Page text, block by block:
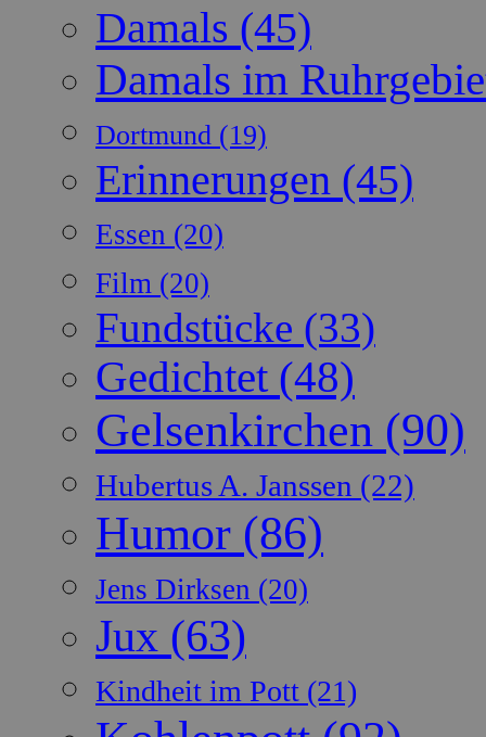
Damals (45)
Damals im
Dortmund (19)
Erinnerungen (45)
Essen (20)
Film (20)
Fundstücke (33)
Gedichtet (48)
Gelsenkirchen (90)
Hubertus A. Janssen (22)
Humor (86)
Jens Dirksen (20)
Jux (63)
Kindheit im Pott (21)